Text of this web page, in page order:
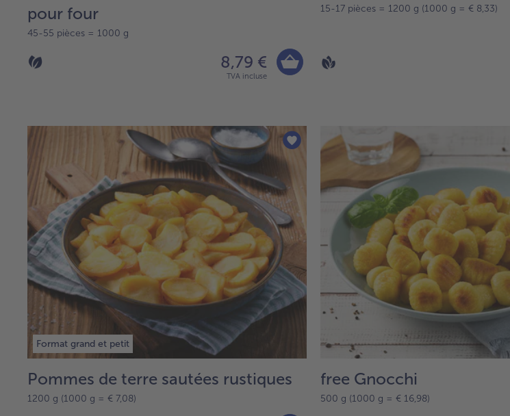
pour four
45-55 pièces = 1000 g
8,79 €
TVA incluse
15-17 pièces = 1200 g (1000 g = € 8,33)
Format grand et petit
Pommes de terre sautées rustiques
1200 g (1000 g = € 7,08)
free Gnocchi
500 g (1000 g = € 16,98)